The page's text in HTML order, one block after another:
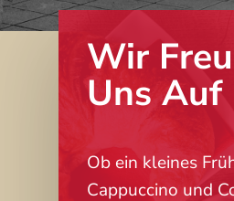
Wir
Uns Auf
Ob ein kleines
Cappuccino und